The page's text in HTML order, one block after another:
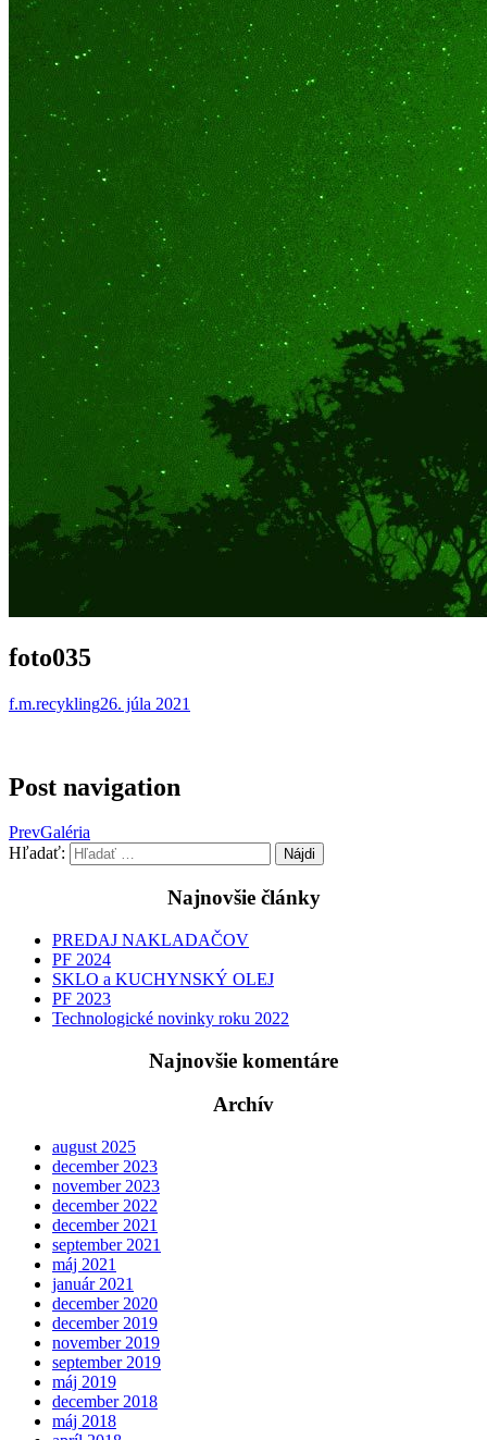
foto035
f.m.recykling26. júla 2021
Post navigation
PrevGaléria
Hľadať:
Najnovšie články
PREDAJ NAKLADAČOV
PF 2024
SKLO a KUCHYNSKÝ OLEJ
PF 2023
Technologické novinky roku 2022
Najnovšie komentáre
Archív
august 2025
december 2023
november 2023
december 2022
december 2021
september 2021
máj 2021
január 2021
december 2020
december 2019
november 2019
september 2019
máj 2019
december 2018
máj 2018